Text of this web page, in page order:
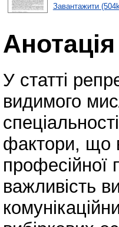
Завантажити
Анотація
У статті
видимого
фактори, що
професійної
важливість